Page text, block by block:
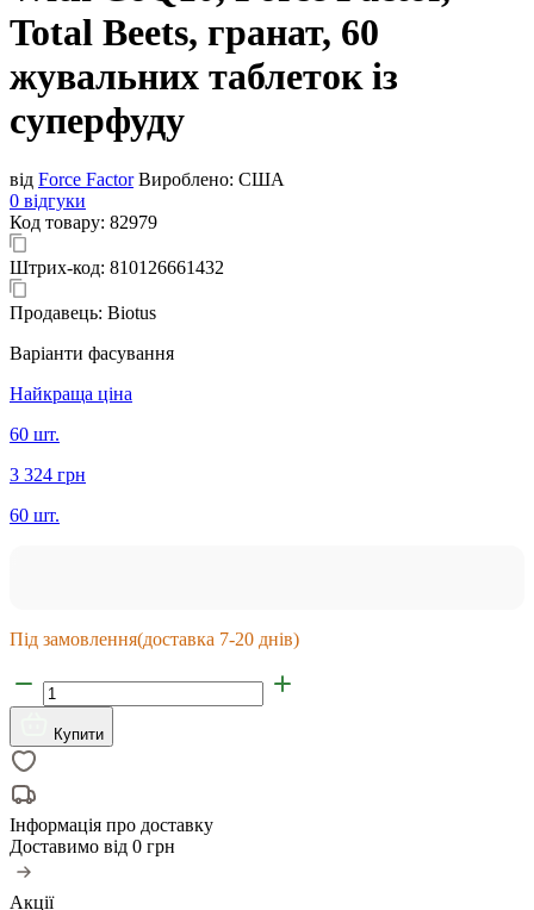
Total Beets, гранат, 60
жувальних таблеток із
суперфуду
від Force Factor Вироблено: США
0 відгуки
Код товару: 82979
Штрих-код: 810126661432
Продавець: Biotus
Варіанти фасування
Найкраща ціна
60 шт.
3 324 грн
60 шт.
Під замовлення(доставка 7-20 днів)
Купити
Інформація про доставку
Доставимо від 0 грн
Акції